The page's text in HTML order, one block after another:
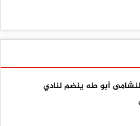
أبو طه ينضم لنادي